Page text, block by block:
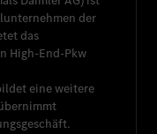
der
das
High-End-Pkw
eine weitere